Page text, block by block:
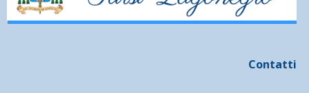
Contatti